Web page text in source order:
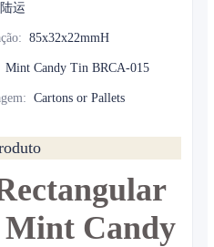
运
: 85x32x22mmH
Mint Candy Tin BRCA-015
: Cartons or Pallets
Candy